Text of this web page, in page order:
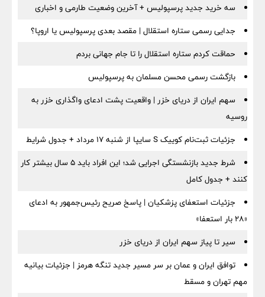
سه خرید جدید پرسپولیس + آخرین وضعیت طارمی و اخباری
جدایی رسمی ستاره استقلال | مقصد بعدی پرسپولیس یا اروپا؟
حماقت کردم ستاره استقلال را تا جام جهانی بردم
بازگشت رسمی محسن مسلمان به پرسپولیس
سهم ایران از دریای خزر | واقعیت پشت ادعای واگذاری خزر به
روسیه
جزئیات ثبت‌نام کوییک S سایپا از شنبه ۱۷ مرداد + جدول شرایط
شرط جدید بازنشستگی اجرایی شد؛ این افراد باید ۵ سال بیشتر کار
کنند + جدول کامل
جزئیات استعفای پزشکیان | پاسخ صریح رئیس‌جمهور به ادعای
«۲۸ بار استعفا»
سیر تا پیاز سهم ایران از دریای خزر
توافق ایران و عمان بر سر مسیر جدید تنگه هرمز | جزئیات بیانیه
مهم تهران و مسقط